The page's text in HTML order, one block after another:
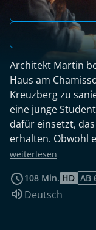
Architekt Martin
Haus am
Kreuzberg zu
eine junge
dafür einsetzt,
erhalten. Obwohl
setzt, verliebt
geleitet, wechselt
unterstützt die
weiterlesen
108 Min. HD AB
Sprache:
Deutsch